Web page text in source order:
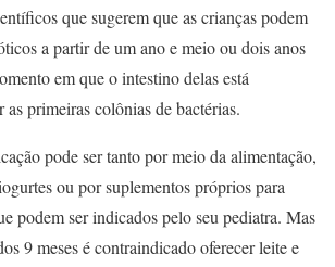
que sugerem que as crianças podem
a partir de um ano e meio ou dois anos
em que o intestino delas está
as primeiras colônias de bactérias.
pode ser tanto por meio da alimentação,
ou por suplementos próprios para
podem ser indicados pelo seu pediatra. Mas
9 meses é contraindicado oferecer leite e